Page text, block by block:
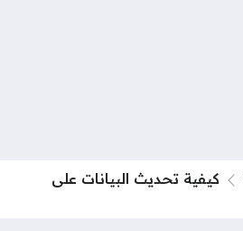
كيفية تحديث البيانات على